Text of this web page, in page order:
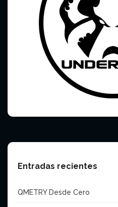
Entradas recientes
QMETRY Desde Cero